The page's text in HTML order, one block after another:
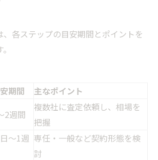
、各ステップの目安期間とポイントを
期間
主なポイント
2週間
複数社に査定依頼し、相場を
把握
～1週 専任・一般など契約形態を検
討